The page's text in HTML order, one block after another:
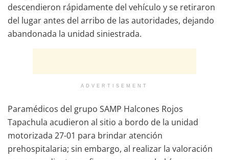
descendieron rápidamente del vehículo y se retiraron
del lugar antes del arribo de las autoridades, dejando
abandonada la unidad siniestrada.
ADVERTISEMENT
Paramédicos del grupo SAMP Halcones Rojos
Tapachula acudieron al sitio a bordo de la unidad
motorizada 27-01 para brindar atención
prehospitalaria; sin embargo, al realizar la valoración